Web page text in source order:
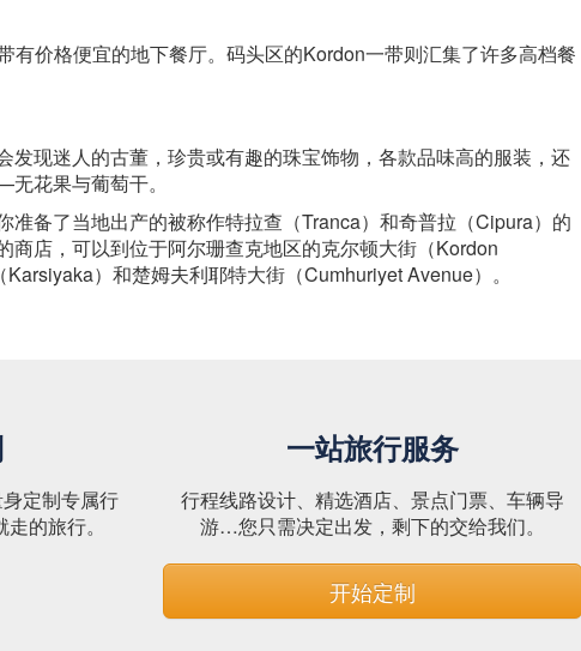
有价格便宜的地下餐厅。码头区的Kordon一带则汇集了许多高档餐
发现迷人的古董，珍贵或有趣的珠宝饰物，各款品味高的服装，还
花果与葡萄干。
准备了当地出产的被称作特拉查（Tranca）和奇普拉（Cipura）的
商店，可以到位于阿尔珊查克地区的克尔顿大街（Kordon
）和楚姆夫利耶特大街（Cumhuriyet Avenue）。
定制专属行
的旅行。
一站旅行服务
行程线路设计、精选酒店、景点门票、车辆导
游…您只需决定出发，剩下的交给我们。
开始定制